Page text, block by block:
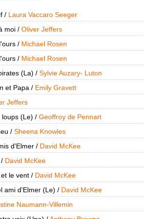
/ Laura Vaccaro Seeger
moi/ Oliver Jeffers
/ Michael Rosen
/ Michael Rosen
(La) / Sylvie Auzary- Luton
et Papa / Emily Gravett
Jeffers
(Le) / Geoffroy de Pennart
/ Sheena Knowles
d'Elmer/ David McKee
David McKee
le vent/ David McKee
ami d'Elmer (Le) / David McKee
Naumann-Villemin